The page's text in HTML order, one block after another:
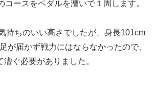
コースをペダルを漕いで１周します。
持ちのいい高さでしたが、身長101cm
が届かず戦力にはならなかったので、
ぐ必要がありました。